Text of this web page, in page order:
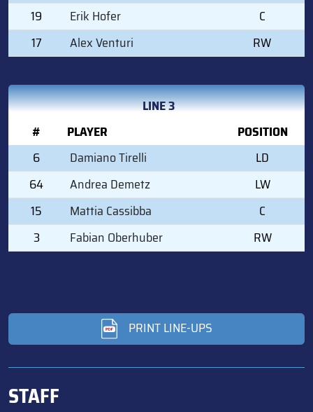
19
Erik Hofer
C
17
Alex Venturi RW
LINE 3
#
PLAYER
POSITION
6
Damiano Tirelli
LD
64
Andrea Demetz
LW
15
Mattia Cassibba
C
3
Fabian Oberhuber RW
PRINT LINE-UPS
STAFF